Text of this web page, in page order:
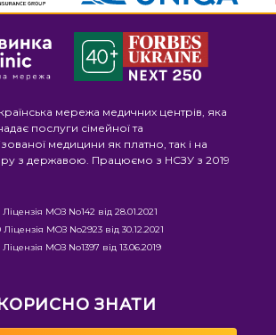
мережа медичних центрів, яка
послуги сімейної та
медицини як платно, так і на
з державою. Працюємо з НСЗУ з 2019
МОЗ No142 від 28.01.2021
МОЗ No2923 від 30.12.2021
МОЗ No1397 від 13.06.2019
ЗНАТИ